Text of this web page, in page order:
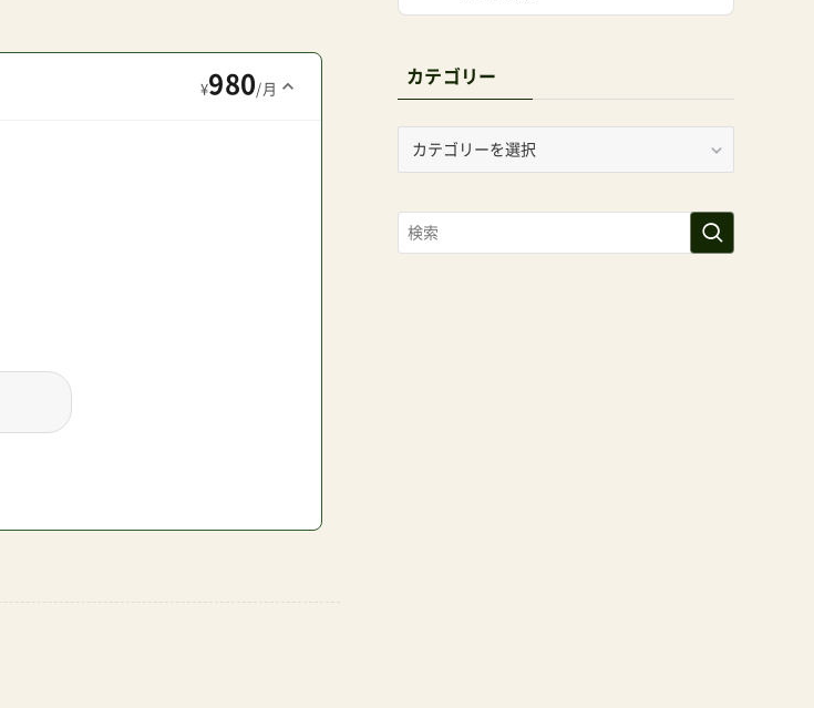
¥980/月
カテゴリー
リ
ー